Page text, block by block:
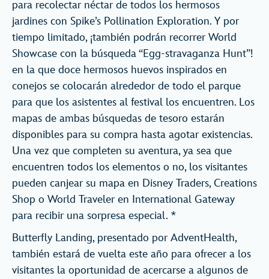
para recolectar néctar de todos los hermosos
jardines con Spike’s Pollination Exploration. Y por
tiempo limitado, ¡también podrán recorrer World
Showcase con la búsqueda “Egg-stravaganza Hunt”!
en la que doce hermosos huevos inspirados en
conejos se colocarán alrededor de todo el parque
para que los asistentes al festival los encuentren. Los
mapas de ambas búsquedas de tesoro estarán
disponibles para su compra hasta agotar existencias.
Una vez que completen su aventura, ya sea que
encuentren todos los elementos o no, los visitantes
pueden canjear su mapa en Disney Traders, Creations
Shop o World Traveler en International Gateway
para recibir una sorpresa especial. *
Butterfly Landing, presentado por AdventHealth,
también estará de vuelta este año para ofrecer a los
visitantes la oportunidad de acercarse a algunos de